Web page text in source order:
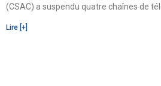
(CSAC) a suspendu quatre chaînes de
Lire [+]